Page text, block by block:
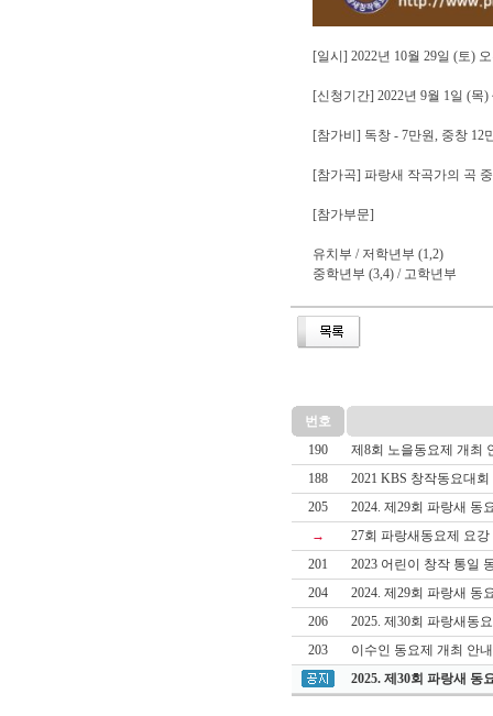
[일시] 2022년 10월 29일 (토)
[신청기간] 2022년 9월 1일 (목)
[참가비] 독창 - 7만원, 중창 12
[참가곡] 파랑새 작곡가의 곡
[참가부문]
유치부 / 저학년부 (1,2)
중학년부 (3,4) / 고학년부
번호
190
제8회 노을동요제 개최
188
2021 KBS 창작동요대
205
2024. 제29회 파랑새 동
→
27회 파랑새동요제 요강
201
2023 어린이 창작 통일
204
2024. 제29회 파랑새 동
206
2025. 제30회 파랑새동
203
이수인 동요제 개최 안내
2025. 제30회 파랑새 동